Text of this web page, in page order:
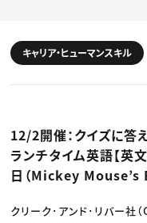
動画配信・映像制作
編集・ライティング
ディレクション
TOP Creator’s コラ
Webクリエイター
ゲームクリエイター
クリエイターインタビ
C＆R Magazine
セミナー
ニュース・トレンド ト
Web
映像
ゲーム・エンタメ
広告
CREATIVE VILLAGE
キャリア・ヒューマンスキル
12/2開催：クイズに答
ランチタイム英語【英
日（Mickey Mouse’s
クリーク･アンド･リバー社